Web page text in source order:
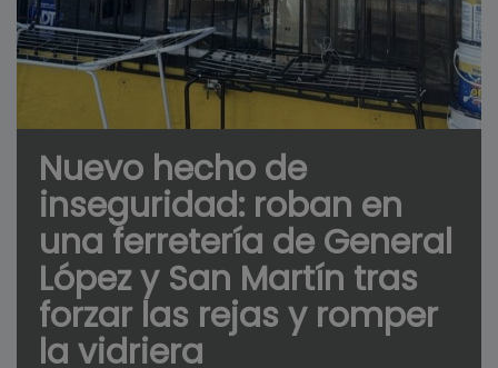
Nuevo hecho de
inseguridad: roban en
una ferretería de General
López y San Martín tras
forzar las rejas y romper
la vidriera